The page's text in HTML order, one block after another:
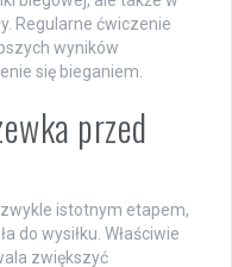
Regularne ćwiczenie
wyników
się bieganiem.
przed
istotnym etapem,
do wysiłku. Właściwie
zwiększyć